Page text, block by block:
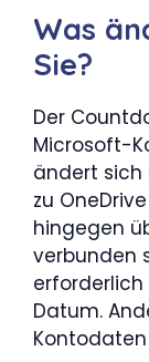
Was
Sie?
Der
Microsoft-
ändert sich
zu
hingegen
verbunden
Datum.